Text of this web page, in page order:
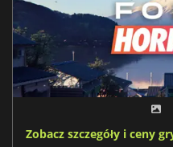
Zobacz szczegóły i ceny